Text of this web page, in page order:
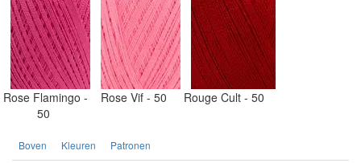
Rose Flamingo -
50
Rose Vif - 50 Rouge Cult - 50
Boven Kleuren Patronen